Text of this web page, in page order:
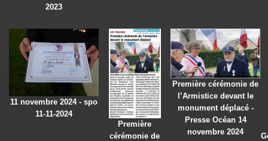
2023
11 novembre 2024 - spo
11-11-2024
Première
cérémonie de
Première cérémonie de
l’Armistice devant le
monument déplacé -
Presse Océan 14
novembre 2024